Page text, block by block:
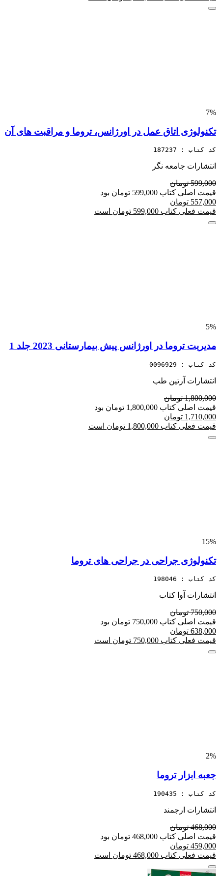
7%
تکنولوژی اتاق عمل در اورژانس، تروما و مراقبت های آن
کد کتاب : 187237
انتشارات جامعه نگر
599,000 تومان
قیمت اصلی کتاب 599,000 تومان بود
557,000 تومان
قیمت فعلی کتاب 599,000 تومان است
5%
مدیریت تروما در اورژانس پیش بیمارستانی 2023 جلد 1
کد کتاب : 0096929
انتشارات آرتین طب
1,800,000 تومان
قیمت اصلی کتاب 1,800,000 تومان بود
1,710,000 تومان
قیمت فعلی کتاب 1,800,000 تومان است
15%
تکنولوژی جراحی در جراحی های تروما
کد کتاب : 198046
انتشارات آوا کتاب
750,000 تومان
قیمت اصلی کتاب 750,000 تومان بود
638,000 تومان
قیمت فعلی کتاب 750,000 تومان است
2%
جعبه ابزار تروما
کد کتاب : 190435
انتشارات ارجمند
468,000 تومان
قیمت اصلی کتاب 468,000 تومان بود
459,000 تومان
قیمت فعلی کتاب 468,000 تومان است